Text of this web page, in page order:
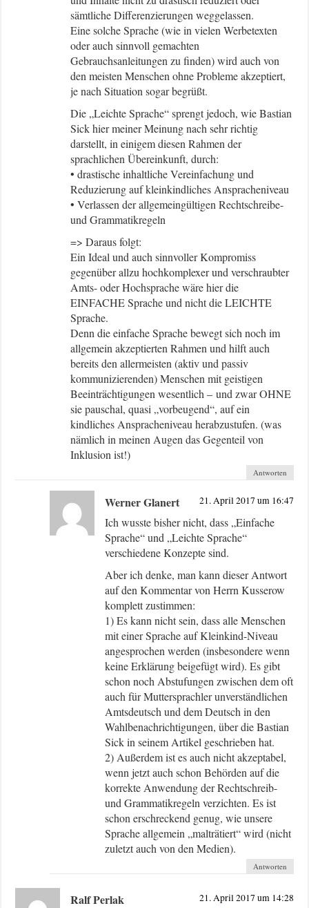
sämtliche Differenzierungen weggelassen.
Eine solche Sprache (wie in vielen Werbetexten
oder auch sinnvoll gemachten
Gebrauchsanleitungen zu finden) wird auch von
den meisten Menschen ohne Probleme akzeptiert,
je nach Situation sogar begrüßt.
Die „Leichte Sprache“ sprengt jedoch, wie Bastian
Sick hier meiner Meinung nach sehr richtig
darstellt, in einigem diesen Rahmen der
sprachlichen Übereinkunft, durch:
• drastische inhaltliche Vereinfachung und
Reduzierung auf kleinkindliches Anspracheniveau
• Verlassen der allgemeingültigen Rechtschreibe-
und Grammatikregeln
=> Daraus folgt:
Ein Ideal und auch sinnvoller Kompromiss
gegenüber allzu hochkomplexer und verschraubter
Amts- oder Hochsprache wäre hier die
EINFACHE Sprache und nicht die LEICHTE
Sprache.
Denn die einfache Sprache bewegt sich noch im
allgemein akzeptierten Rahmen und hilft auch
bereits den allermeisten (aktiv und passiv
kommunizierenden) Menschen mit geistigen
Beeinträchtigungen wesentlich – und zwar OHNE
sie pauschal, quasi „vorbeugend“, auf ein
kindliches Anspracheniveau herabzustufen. (was
nämlich in meinen Augen das Gegenteil von
Inklusion ist!)
Antworten
Werner Glanert 21. April 2017 um 16:47
Ich wusste bisher nicht, dass „Einfache
Sprache“ und „Leichte Sprache“
verschiedene Konzepte sind.
Aber ich denke, man kann dieser Antwort
auf den Kommentar von Herrn Kusserow
komplett zustimmen:
1) Es kann nicht sein, dass alle Menschen
mit einer Sprache auf Kleinkind-Niveau
angesprochen werden (insbesondere wenn
keine Erklärung beigefügt wird). Es gibt
schon noch Abstufungen zwischen dem oft
auch für Muttersprachler unverständlichen
Amtsdeutsch und dem Deutsch in den
Wahlbenachrichtigungen, über die Bastian
Sick in seinem Artikel geschrieben hat.
2) Außerdem ist es auch nicht akzeptabel,
wenn jetzt auch schon Behörden auf die
korrekte Anwendung der Rechtschreib-
und Grammatikregeln verzichten. Es ist
schon erschreckend genug, wie unsere
Sprache allgemein „malträtiert“ wird (nicht
zuletzt auch von den Medien).
Antworten
Ralf Perlak 21. April 2017 um 14:28